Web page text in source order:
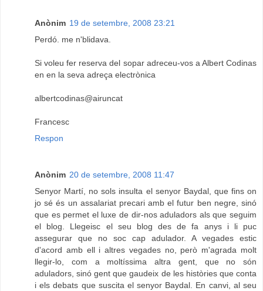
Anònim 19 de setembre, 2008 23:21
Perdó. me n'blidava.
Si voleu fer reserva del sopar adreceu-vos a Albert Codinas
en en la seva adreça electrònica
albertcodinas@airuncat
Francesc
Respon
Anònim 20 de setembre, 2008 11:47
Senyor Martí, no sols insulta el senyor Baydal, que fins on
jo sé és un assalariat precari amb el futur ben negre, sinó
que es permet el luxe de dir-nos aduladors als que seguim
el blog. Llegeisc el seu blog des de fa anys i li puc
assegurar que no soc cap adulador. A vegades estic
d'acord amb ell i altres vegades no, però m'agrada molt
llegir-lo, com a moltíssima altra gent, que no són
aduladors, sinó gent que gaudeix de les històries que conta
i els debats que suscita el senyor Baydal. En canvi, al seu